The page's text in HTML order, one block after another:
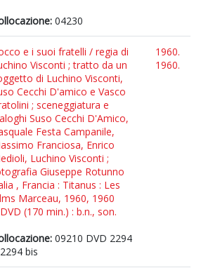
04230
e i suoi fratelli / regia di
Visconti ; tratto da un
di Luchino Visconti,
Cecchi D'amico e Vasco
; sceneggiatura e
Suso Cecchi D'Amico,
Festa Campanile,
Franciosa, Enrico
Luchino Visconti ;
Giuseppe Rotunno
, Francia : Titanus : Les
Marceau, 1960, 1960
(170 min.) : b.n., son.
09210 DVD 2294
bis
1960.
1960.